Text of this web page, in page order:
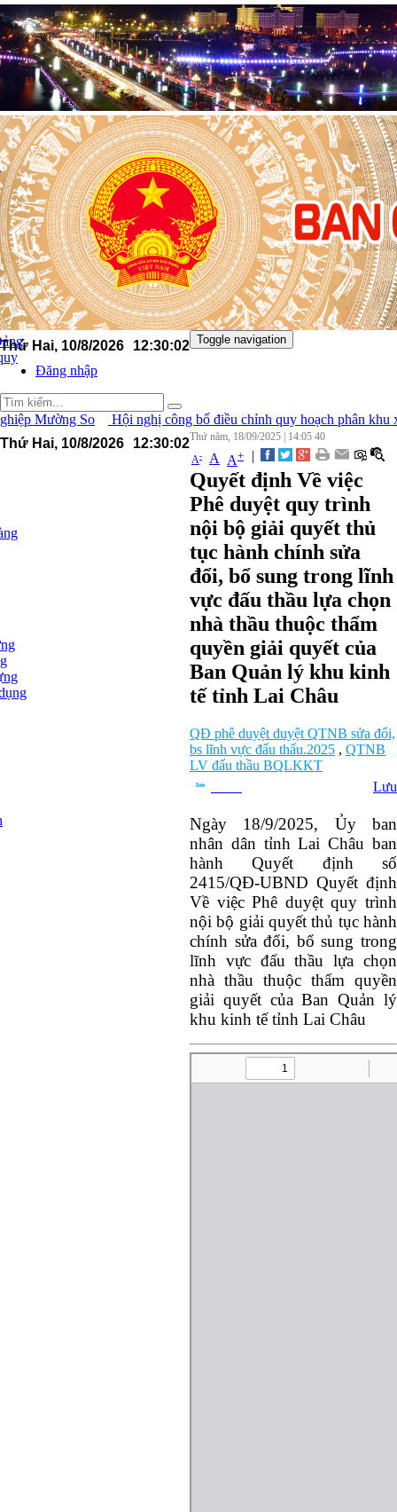
Thứ Hai, 10/8/2026 12:30:03 Toggle navigation
Đăng nhập
So
Hội nghị công bố điều chỉnh quy hoạch phân khu xây
Thứ Hai, 10/8/2026
12:30:03Thứ năm, 18/09/2025 14:05 40
A- A A+ |
Quyết định Về việc
Phê duyệt quy trình
nội bộ giải quyết thủ
tục hành chính sửa
đổi, bổ sung trong lĩnh
vực đấu thầu lựa chọn
nhà thầu thuộc thẩm
quyền giải quyết của
Ban Quản lý khu kinh
tế tỉnh Lai Châu
QĐ phê duyệt duyệt QTNB sửa đổi,
bs lĩnh vực đấu thấu.2025 , QTNB
LV đấu thầu BQLKKT
Lưu
Ngày 18/9/2025, Ủy ban
nhân dân tỉnh Lai Châu ban
hành Quyết định số
2415/QĐ-UBND Quyết định
Về việc Phê duyệt quy trình
nội bộ giải quyết thủ tục hành
chính sửa đổi, bổ sung trong
lĩnh vực đấu thầu lựa chọn
nhà thầu thuộc thẩm quyền
giải quyết của Ban Quản lý
khu kinh tế tỉnh Lai Châu